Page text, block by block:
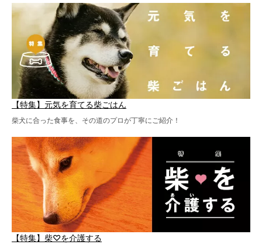
【特集】元気を育てる柴ごはん
柴犬に合った食事を、その道のプロが丁寧にご紹介！
【特集】柴♡を介護する